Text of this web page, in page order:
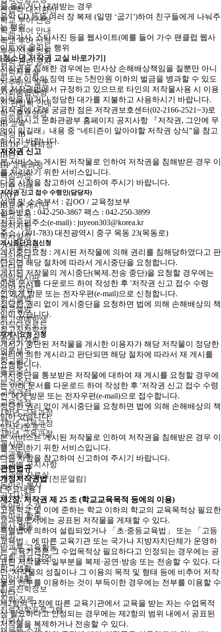
신입학 내신환산
학교 투어 신청
학교 투어 안내
학교 투어 신청
투어 신청 조회
입학 관련 공지
입학자료실
자주하는 질문
사회통합전형
전·편입학 안내
학교홍보영상
IB 교육
대성 IB
IB DP 교육과정
IB란?
DP 교육과정
핵심과정
이수 안내
FAQ
IB교육 게시판
학교소식
공지사항
학사일정
가정통신문
급식안내
식단표
알림게시판
영양 상담
학교앨범
학교앨범
최고명예학생
최고칭찬학생
학생자치회
언론보도
학교평가
동문소식
보건소식
교육과정
교육과정
1학년 교육과정
2학년 교육과정
3학년 교육과정
게시판
교과활동
교과별 공지사항
교과별 자료실
동아리·봉사
공지사항
동아리 소개
동아리 활동
봉사 활동
평가
방과후 교육활동
대회·캠프·강연
학교생활
신앙생활
진로진학정보
진학·진로
진로진학프로그램
기숙사
채움뜰 소개
을 올리거나 내려받는 경우
음악 CD 등을 여러 장 복제 (일명 ‘굽기’)하여 친구들에게 나눠주
는 행위
노래가사, 스타사진 등을 웹사이트(예를 들어 가수 팬클럽 웹사
이트)에 올리는 행위
[청소년 저작권 교실 바로가기]
저작권을 침해한 경우에는 민사상 손해배상책임을 질뿐만 아니
라 5년 이하의 징역 또는 5천만원 이하의 벌금을 병과할 수 있도
록 저작권법에서 규정하고 있으므로 타인의 저작물사용 시 이용
허락을 받거나 정당한 대가를 지불하고 사용하시기 바랍니다.
저작권에 대해 궁금한 점은 저작권보호센터(02-2166-2521~3)로
문의하시고 문화관광부 홈페이지 공지사항 『저작권, 그안에 무
엇이 있길래』내용 중 “네티즌이 알아야할 저작권 상식”을 참고
하시기 바랍니다.
저작권 신고
본 서비스는 게시된 저작물로 인하여 저작권을 침해받은 경우 이
를 처리하기 위한 서비스입니다.
다음 사항을 참고하여 신고하여 주시기 바랍니다.
저작권 신고 접수 수령인(담당자)
성명 및 소속부서 : 김OO / 교육정보부
전화번호 : 042-250-3867 팩스 : 042-250-3899
전자우편주소(e-mail) : juyeon303@korea.kr
주소 : (301-783) 대전광역시 중구 목동 23(목동로)
게시중단요청신청
게시중단요청 : 게시된 저작물에 의해 권리를 침해당하였다고 판
단되면 해당 절차에 따라서 게시중단을 요청합니다.
게시된 저작물의 게시중단(복제.전송 중단)을 요청할 경우에는
아래 문서를 다운로드 하여 작성한 후 '저작권 신고 접수 수령
인'에게 방문 또는 전자우편(e-mail)으로 신청합니다.
정당한 권리 없이 게시중단을 요청하면 법에 의해 손해배상의 책
임이 있습니다.
양식다운로드
재게시요청 신청
게시가 중단된 저작물을 게시한 이용자가 해당 저작물이 정당한
권리에 의한 게시라고 판단되면 해당 절차에 따라서 재 게시를
요청합니다.
게시중단을 통보받은 저작물에 대하여 재 게시를 요청할 경우에
는 아래 문서를 다운로드 하여 작성한 후 '저작권 신고 접수 수령
인' 에게 방문 또는 전자우편(e-mail)으로 접수합니다.
정당한 권리 없이 게시중단을 요청하면 법에 의해 손해배상의 책
임이 있습니다.
양식다운로드
본 서비스는 게시된 저작물로 인하여 저작권을 침해받은 경우 이
를 처리하기 위한 서비스입니다.
다음 사항을 참고하여 신고하여 주시기 바랍니다.
관련법규
개정저작권법 [전문열람]
[ 주요내용 ]
제2장. 저작권 제 25 조 (학교교육목적 등에의 이용)
고등학교 및 이에 준하는 학교 이하의 학교의 교육목적상 필요한
교과용도서에는 공표된 저작물을 게재할 수 있다.
특별법에 의하여 설립되었거나 「초·중등교육법」 또는 「고등
교육법」에 따른 교육기관 또는 국가나 지방자치단체가 운영하
는 교육기관은 그 수업목적상 필요하다고 인정되는 경우에는 공
표된 저작물의 일부분을 복제·공연·방송 또는 전송할 수 있다. 다
만, 저작물의 성질이나 그 이용의 목적 및 형태 등에 비추어 저작
물의 전부를 이용하는 것이 부득이한 경우에는 전부를 이용할 수
있다.
제2항의 규정에 따른 교육기관에서 교육을 받는 자는 수업목적
상 필요하다고 인정되는 경우에는 제2항의 범위 내에서 공표된
저작물을 복제하거나 전송할 수 있다.